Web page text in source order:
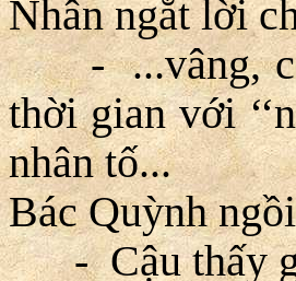
Nhân ngắt lời
- ...vâng, có
thời gian với
nhân tố...
Bác Quỳnh
- Cậu thấy